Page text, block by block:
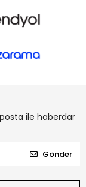
ile haberdar
Gönder